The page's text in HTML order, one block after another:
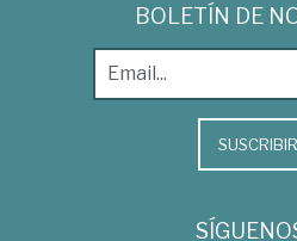
BOLETÍN DE